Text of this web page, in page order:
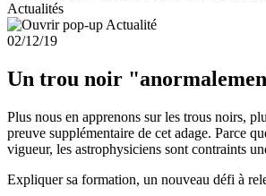
Actualités
02/12/19
Un trou noir
Plus nous en apprenons sur les trous noirs,
preuve supplémentaire de cet adage. Parce
vigueur, les astrophysiciens sont contraints
Expliquer sa formation, un nouveau défi à